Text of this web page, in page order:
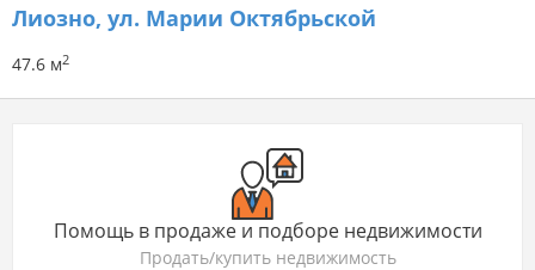
Лиозно, ул. Марии Октябрьской
47.6 м2
Помощь в продаже и подборе недвижимости
Продать/купить недвижимость